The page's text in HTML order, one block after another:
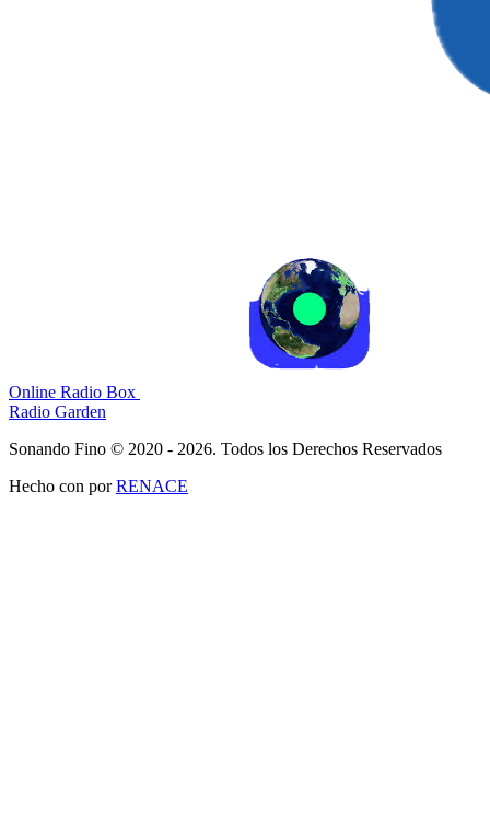
Online Radio Box
Radio Garden
Sonando Fino © 2020 - 2026. Todos los Derechos Reservados
Hecho con porRENACE